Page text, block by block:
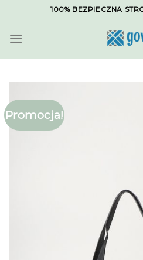
content
100% BEZPIECZNA
Promocja!